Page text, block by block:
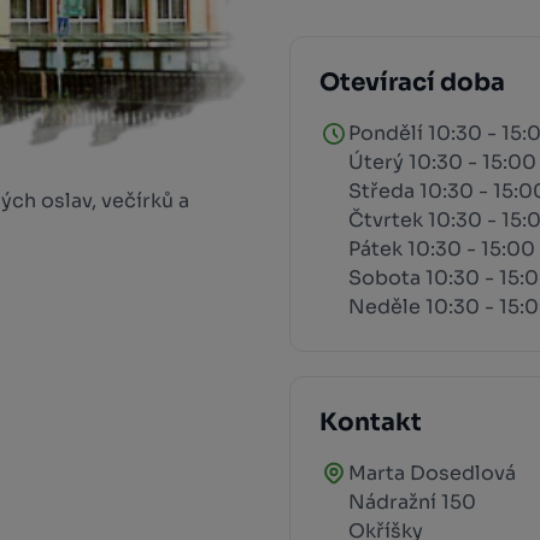
Otevírací doba
Pondělí 10:30 -
Úterý 10:30 - 15:00
Středa 10:30 -
Čtvrtek 10:30 -
Pátek 10:30 - 15:00
Sobota 10:30 -
Neděle 10:30 -
Kontakt
Marta Dosedlová
Nádražní 150
Okříšky
oslav, večírků a